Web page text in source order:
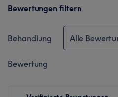
Bewertungen filtern
Behandlung Alle
Bewertung